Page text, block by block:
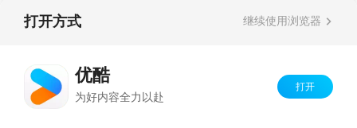
打开方式 继续使用浏览器
优酷
为好内容全力以赴
打开